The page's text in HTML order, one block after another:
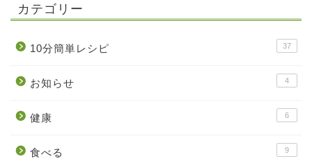
カテゴリー
10分簡単レシピ 37
お知らせ 4
健康 6
食べる 9